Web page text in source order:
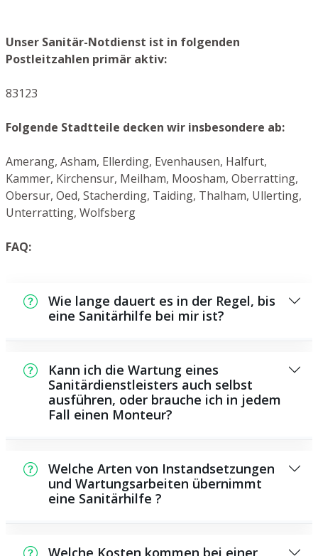
Unser Sanitär-Notdienst ist in folgenden
Postleitzahlen primär aktiv:
83123
Folgende Stadtteile decken wir insbesondere ab:
Amerang, Asham, Ellerding, Evenhausen, Halfurt,
Kammer, Kirchensur, Meilham, Moosham, Oberratting,
Obersur, Oed, Stacherding, Taiding, Thalham, Ullerting,
Unterratting, Wolfsberg
FAQ:
Wie lange dauert es in der Regel, bis
eine Sanitärhilfe bei mir ist?
Zeitraum an der Schadensstelle sein. Das
hängt aber auch von der Auftragslage zu
diesem Zeitpunkt ab sowie von der
Verkehrssituation und der Entfernung zu
Kann ich die Wartung eines
Sanitärdienstleisters auch selbst
ausführen, oder brauche ich in jedem
Fall einen Monteur?
Wartungsarbeiten, die Sie eigenständig
ausführen können, zum Beispiel die
Anwendung von Rohrreinigungsmitteln aus
von Spezialwerkzeug oder speziellem
Welche Arten von Instandsetzungen
und Wartungsarbeiten übernimmt
eine Sanitärhilfe ?
Vielzahl von Reparaturen und